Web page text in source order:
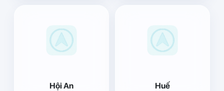
Hội An Huế